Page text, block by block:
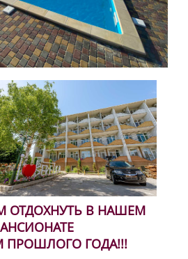
ОТДОХНУТЬ В НАШЕМ
ПРОШЛОГО ГОДА!!!